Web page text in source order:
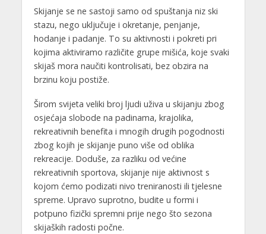
Skijanje se ne sastoji samo od spuštanja niz ski
stazu, nego uključuje i okretanje, penjanje,
hodanje i padanje. To su aktivnosti i pokreti pri
kojima aktiviramo različite grupe mišića, koje svaki
skijaš mora naučiti kontrolisati, bez obzira na
brzinu koju postiže.
Širom svijeta veliki broj ljudi uživa u skijanju zbog
osjećaja slobode na padinama, krajolika,
rekreativnih benefita i mnogih drugih pogodnosti
zbog kojih je skijanje puno više od oblika
rekreacije. Doduše, za razliku od većine
rekreativnih sportova, skijanje nije aktivnost s
kojom ćemo podizati nivo treniranosti ili tjelesne
spreme. Upravo suprotno, budite u formi i
potpuno fizički spremni prije nego što sezona
skijaških radosti počne.